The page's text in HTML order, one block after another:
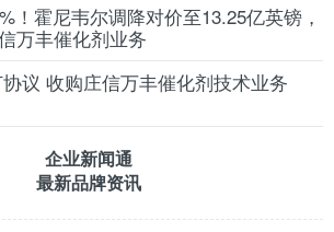
！霍尼韦尔调降对价至13.25亿英镑，
万丰催化剂业务
议 收购庄信万丰催化剂技术业务
企业新闻通
最新品牌资讯